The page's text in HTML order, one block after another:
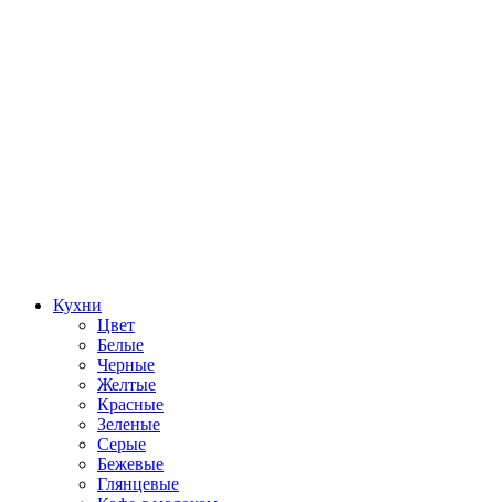
Кухни
Цвет
Белые
Черные
Желтые
Красные
Зеленые
Серые
Бежевые
Глянцевые